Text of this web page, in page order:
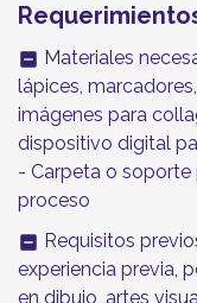
indeterminate_check_box Materiales
lápices,
imágenes para
dispositivo digital
- Carpeta o
proceso
indeterminate_check_box Requisitos
experiencia previa,
en dibujo, artes